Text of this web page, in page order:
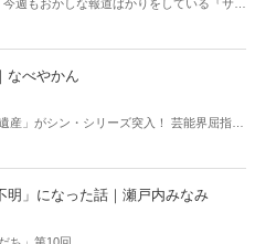
今週もおかしな報道ばかりをしている『サン
なべやかん
産」がシン・シリーズ突入！ 芸能界屈指の
なた次第！ 芸能ニュース
明」になった話｜瀬戸内みなみ